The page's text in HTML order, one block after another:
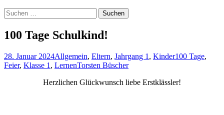
Suchen
nach:
100 Tage Schulkind!
28. Januar 2024Allgemein, Eltern, Jahrgang 1 , Kinder100 Tage,
Feier, Klasse 1 , LernenTorsten Büscher
Herzlichen Glückwunsch liebe Erstklässler!